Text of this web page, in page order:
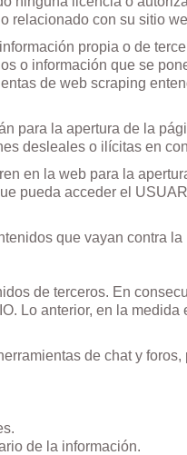
relacionado con su sitio
propia o de
o información que se
de web scraping
para la apertura de la
desleales o ilícitas en
en la web para la
pueda acceder el
que vayan contra la
de terceros. En
Lo anterior, en la medida
de chat y
de la información.